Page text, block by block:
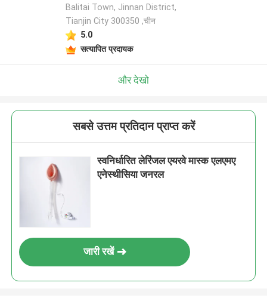
Balitai Town, Jinnan District,
Tianjin City 300350 ,चीन
5.0
सत्यापित प्रदायक
और देखो
सबसे उत्तम प्रतिदान प्राप्त करें
स्वनिर्धारित लेरिंजल एयरवे मास्क एलएमए
एनेस्थीसिया जनरल
जारी रखें